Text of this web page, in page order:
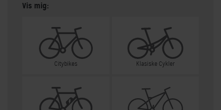
Vis mig:
Citybikes Klasiske Cykler